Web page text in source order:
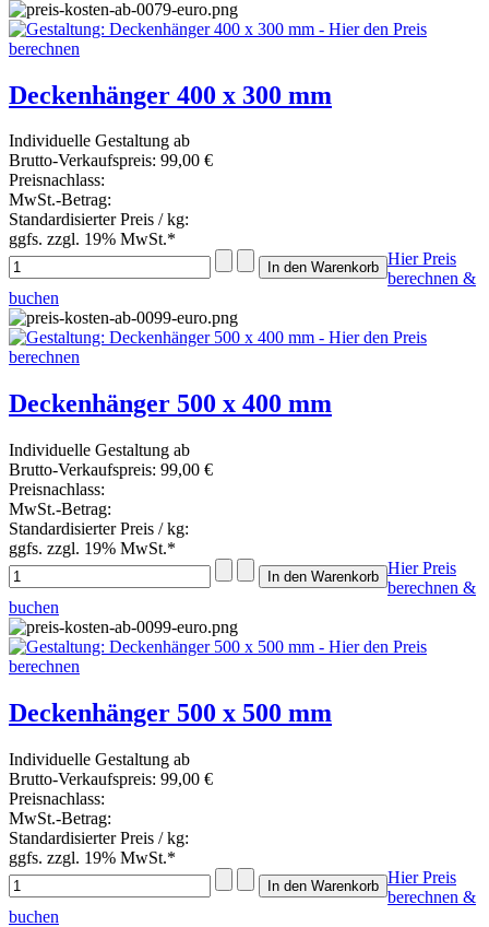
Deckenhänger 400 x 300 mm
Individuelle Gestaltung ab
Brutto-Verkaufspreis: 99,00 €
Preisnachlass:
MwSt.-Betrag:
Standardisierter Preis / kg:
ggfs. zzgl. 19% MwSt.*
Hier Preis
berechnen &
buchen
Deckenhänger 500 x 400 mm
Individuelle Gestaltung ab
Brutto-Verkaufspreis: 99,00 €
Preisnachlass:
MwSt.-Betrag:
Standardisierter Preis / kg:
ggfs. zzgl. 19% MwSt.*
Hier Preis
berechnen &
buchen
Deckenhänger 500 x 500 mm
Individuelle Gestaltung ab
Brutto-Verkaufspreis: 99,00 €
Preisnachlass:
MwSt.-Betrag:
Standardisierter Preis / kg:
ggfs. zzgl. 19% MwSt.*
Hier Preis
berechnen &
buchen